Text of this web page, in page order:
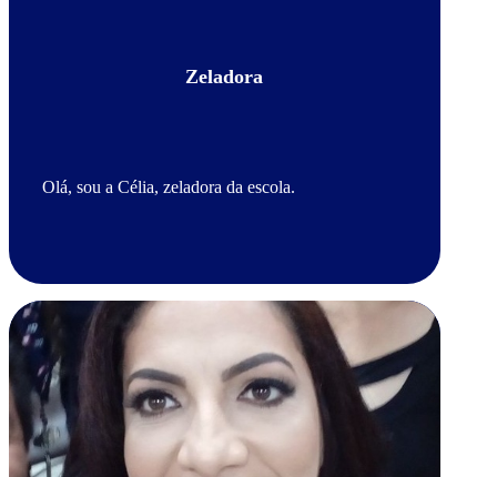
Zeladora
Olá, sou a Célia, zeladora da escola.